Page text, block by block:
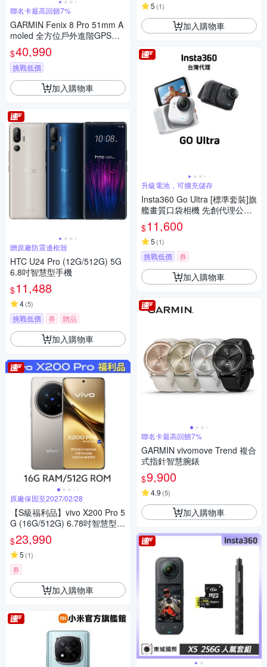
聯名卡最高回饋7%
GARMIN Fenix 8 Pro 51mm A
moled 全方位戶外進階GPS智
慧腕錶
$40,990
挑戰低價
加入購物車
贈原廠防震邊框殼
HTC U24 Pro (12G/512G) 5G
6.8吋智慧型手機
$11,488
4(5)
挑戰低價 券 贈品
加入購物車
原廠保固至2027/02/28
【S級福利品】vivo X200 Pro 5
G (16G/512G) 6.78吋智慧型手
機
$23,990
5 (1)
券
加入購物車
5 (1)
加入購物車
升級電池，可擴充儲存
Insta360 Go Ultra [標準套裝]旗
艦畫質口袋相機 先創代理公司
貨
$11,600
5 (1)
挑戰低價 券
加入購物車
聯名卡最高回饋7%
GARMIN vivomove Trend 複合
式指針智慧腕錶
$9,900
4.9 (5)
加入購物車